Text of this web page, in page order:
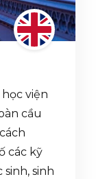
viện
cầu
các kỹ
sinh